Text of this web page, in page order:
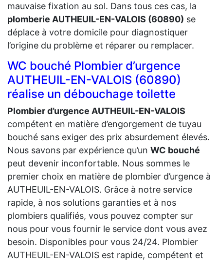
mauvaise fixation au sol. Dans tous ces cas, la
plomberie AUTHEUIL-EN-VALOIS (60890) se
déplace à votre domicile pour diagnostiquer
l’origine du problème et réparer ou remplacer.
WC bouché Plombier d’urgence
AUTHEUIL-EN-VALOIS (60890)
réalise un débouchage toilette
Plombier d’urgence AUTHEUIL-EN-VALOIS
compétent en matière d’engorgement de tuyau
bouché sans exiger des prix absurdement élevés.
Nous savons par expérience qu’un WC bouché
peut devenir inconfortable. Nous sommes le
premier choix en matière de plombier d’urgence à
AUTHEUIL-EN-VALOIS. Grâce à notre service
rapide, à nos solutions garanties et à nos
plombiers qualifiés, vous pouvez compter sur
nous pour vous fournir le service dont vous avez
besoin. Disponibles pour vous 24/24. Plombier
AUTHEUIL-EN-VALOIS est rapide, compétent et